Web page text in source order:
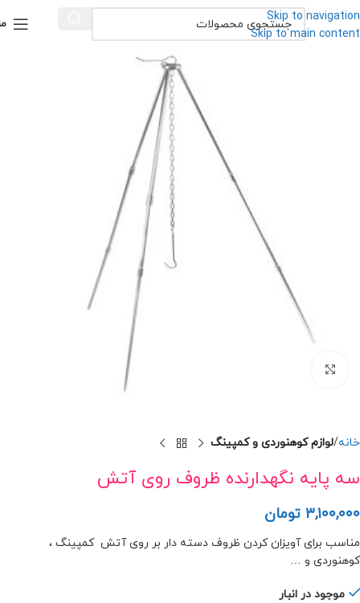
Skip to navigation
Skip to main content
خانه لوازم کوهنوردی و کمپینگ
سه پایه نگهدارنده ظروف روی آتش
۳,۱۰۰,۰۰۰ تومان
مناسب برای آویزان کردن ظروف دسته دار بر روی آتش کمپینگ ،
کوهنوردی و …
موجود در انبار